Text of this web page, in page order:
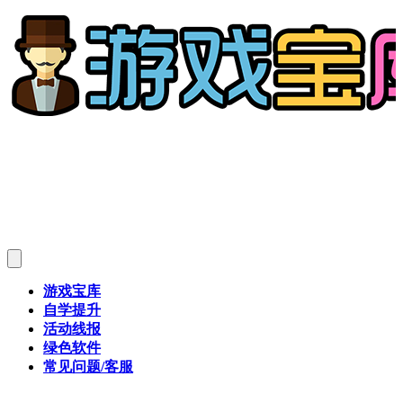
游戏宝库
自学提升
活动线报
绿色软件
常见问题/客服